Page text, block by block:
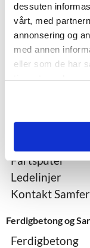
dessuten
vårt, med
annonsering og
med annen
eller som de har
Kulvert
Kabelkanaler
Tunnelelement
Fartsputer
Ledelinjer
Kontakt
Ferdigbetong og
Ferdigbetong